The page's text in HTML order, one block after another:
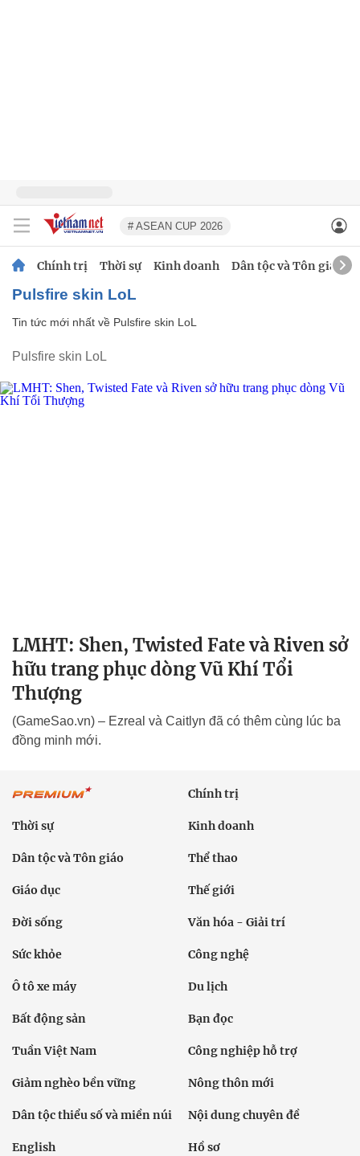
# ASEAN CUP 2026
Chính trị Thời sự Kinh doanh Dân tộc và Tôn giáo
Pulsfire skin LoL
Tin tức mới nhất về Pulsfire skin LoL
Pulsfire skin LoL
LMHT: Shen, Twisted Fate và Riven sở
hữu trang phục dòng Vũ Khí Tổi
Thượng
(GameSao.vn) – Ezreal và Caitlyn đã có thêm cùng lúc ba
đồng minh mới.
Chính trị
Thời sự Kinh doanh
Dân tộc và Tôn giáo Thể thao
Giáo dục Thế giới
Đời sống Văn hóa - Giải trí
Sức khỏe Công nghệ
Ô tô xe máy Du lịch
Bất động sản Bạn đọc
Tuần Việt Nam Công nghiệp hỗ trợ
Giảm nghèo bền vững Nông thôn mới
Dân tộc thiểu số và miền núi Nội dung chuyên đề
English Hồ sơ